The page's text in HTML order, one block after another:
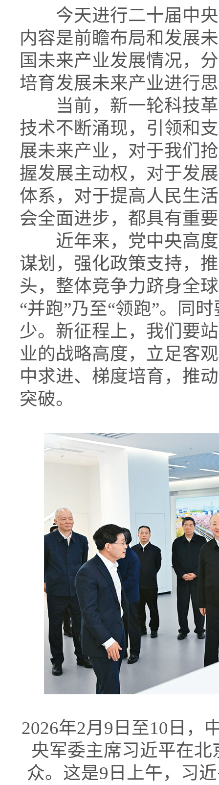
今天进行二十届中央
内容是前瞻布局和发展
国未来产业发展情况，
培育发展未来产业进行
当前，新一轮科技革
技术不断涌现，引领和
展未来产业，对于我们
握发展主动权，对于发
体系，对于提高人民生
会全面进步，都具有重
近年来，党中央高度
谋划，强化政策支持，
头，整体竞争力跻身全
“并跑”乃至“领跑”。同
少。新征程上，我们要
业的战略高度，立足客
中求进、梯度培育，推
突破。
2026年2月9日至10日，
央军委主席习近平在
众。这是9日上午，习